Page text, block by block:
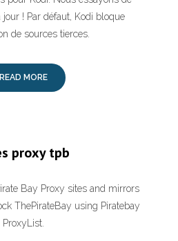
! Par défaut, Kodi bloque
de sources tierces.
READ MORE
proxy tpb
Bay Proxy sites and mirrors
ThePirateBay using Piratebay
ProxyList.